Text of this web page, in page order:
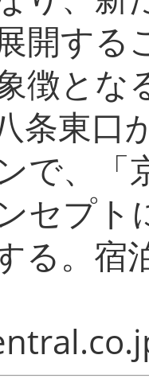
開する
徴とな
条東口
で、「
セプト
る。宿